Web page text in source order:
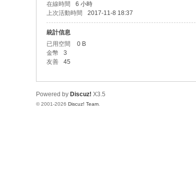
在線時間
6 小時
上次活動時間
2017-11-8 18:37
統計信息
已用空間
0 B
金幣
3
友善
45
Powered by Discuz! X3.5
© 2001-2026 Discuz! Team